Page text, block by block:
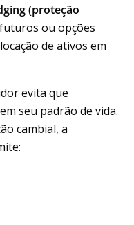
(proteção
ou opções
de ativos em
evita que
seu padrão de vida.
cambial, a